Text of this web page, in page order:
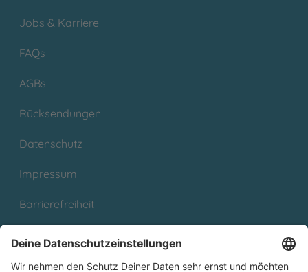
Jobs & Karriere
FAQs
AGBs
Rücksendungen
Datenschutz
Impressum
Barrierefreiheit
Partnerprogramm (Affiliate)